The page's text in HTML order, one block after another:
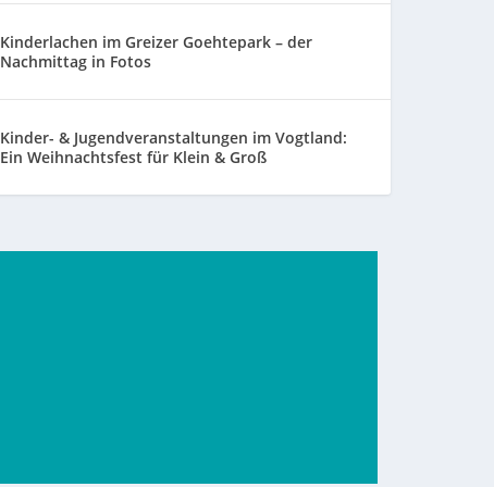
Kinderlachen im Greizer Goehtepark – der
Nachmittag in Fotos
Kinder- & Jugendveranstaltungen im Vogtland:
Ein Weihnachtsfest für Klein & Groß